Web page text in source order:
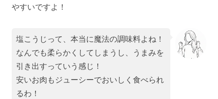
やすいですよ！
塩こうじって、本当に魔法の調味料よね！
なんでも柔らかくしてしまうし、うまみを
引き出すっていう感じ！
安いお肉もジューシーでおいしく食べられ
るわ！